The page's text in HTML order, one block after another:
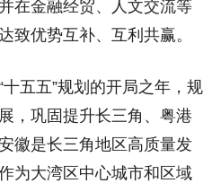
在金融经贸、人文交流等
致优势互补、互利共赢。
五五”规划的开局之年，规
，巩固提升长三角、粤港
徽是长三角地区高质量发
为大湾区中心城市和区域